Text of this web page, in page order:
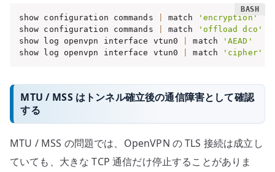
show configuration commands match
'encryption'
show configuration commands
match
'offload dco'
show log openvpn interface vtun0
match
'AEAD'
show log openvpn interface vtun0
match 'cipher'
MTU / MSS はトンネル確立後の通信障害として確認
する
MTU / MSS の問題では、OpenVPN の TLS 接続は成立し
ていても、大きな TCP 通信だけ停止することがありま